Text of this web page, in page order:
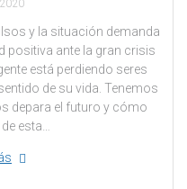
y la situación demanda
positiva ante la gran crisis
está perdiendo seres
de su vida. Tenemos
depara el futuro y cómo
esta…